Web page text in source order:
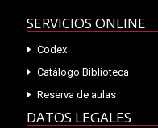
SERVICIOS ONLINE
Codex
Catálogo Biblioteca
Reserva de aulas
DATOS LEGALES